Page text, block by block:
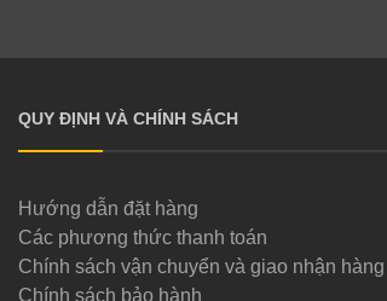
QUY ĐỊNH VÀ CHÍNH SÁCH
Hướng dẫn đặt hàng
Các phương thức thanh toán
Chính sách vận chuyển và giao nhận hàng
Chính sách bảo hành